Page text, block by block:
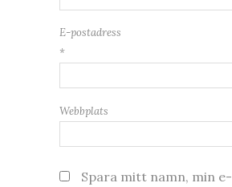
E-postadress
*
Webbplats
Spara mitt namn, min e-